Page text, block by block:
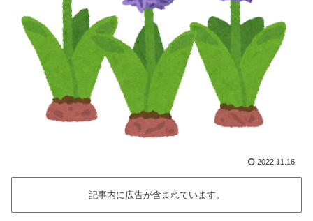
2022.11.16
記事内に広告が含まれています。